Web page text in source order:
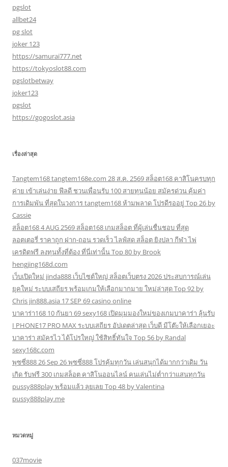
pgslot
allbet24
pg slot
joker 123
https://samurai777.net
https://tokyoslot88.com
pgslotbetway
joker123
pgslot
https://gogoslot.asia
เรื่องล่าสุด
Tangtem168 tangtem168e.com 28 ส.ค. 2569 สล็อต168 คาสิโนครบทุก
ค่าย เข้าเล่นง่าย ฟีลดี ชวนเพื่อนรับ 100 สายทุนน้อย สมัครด่วน คุ้มค่า
การเดิมพัน ที่สุดในวงการ tangtem168 ห้ามพลาด โปรดีรออยู่ Top 26 by
Cassie
สล็อต168 4 AUG 2569 สล็อต168 เกมสล็อต ที่ผู้เล่นชื่นชอบ ที่สุด
ลอตเตอรี่ ราคาถูก ฝาก-ถอน รวดเร็ว ไลฟ์สด สล็อต ยิงปลา กีฬา ไพ่
เครดิตฟรี ลงทุนทั้งที่ต้อง ที่นี่เท่านั้น Top 80 by Brook
hengjing168d.com
เว็บเปิดใหม่ jinda888 เว็บไซต์ใหญ่ สล็อตเว็บตรง 2026 ประสบการณ์เล่น
ยุคใหม่ ระบบเสถียร พร้อมเกมให้เลือกมากมาย ใหม่ล่าสุด Top 92 by
Chris jin888.asia 17 SEP 69 casino online
บาคาร่า168 10 กันยา 69 sexy168 เปิดมุมมองใหม่ของเกมบาคาร่า ลุ้นรับ
I PHONE17 PRO MAX ระบบเสถียร อัปเดตล่าสุด เว็บดี มีโต๊ะให้เลือกเยอะ
บาคาร่า สมัครไว ได้โปรใหญ่ ใช้สิทธิ์ทันใจ Top 56 by Randal
sexy168c.com
พุซซี่888 26 Sep 26 พุซซี่888 โปรคุ้มทุกวัน เล่นสนุกได้มากกว่าเดิม วัน
เกิด รับฟรี 300 เกมสล็อต คาสิโนออนไลน์ คนเล่นไม่ต่ำกว่าแสนทุกวัน
pussy888play พร้อมแล้ว ลุยเลย Top 48 by Valentina
pussy888play.me
หมวดหมู่
037movie